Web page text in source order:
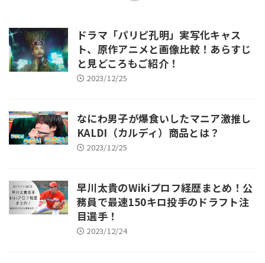
ドラマ「パリピ孔明」実写化キャス
ト、原作アニメと画像比較！あらすじ
と見どころもご紹介！
2023/12/25
なにわ男子が爆食いしたマニア激推し
KALDI（カルディ）商品とは？
2023/12/25
早川太貴のWikiプロフ経歴まとめ！公
務員で最速150キロ投手のドラフト注
目選手！
2023/12/24